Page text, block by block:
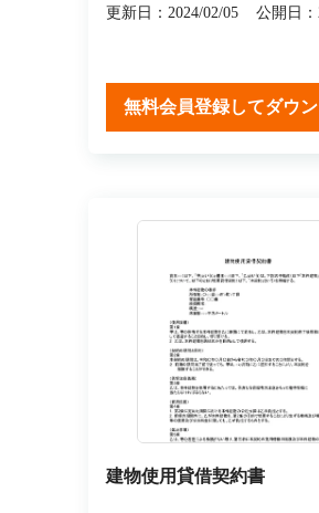
更新日：2024/02/05
公開日：
無料会員登録してダウ
建物使用貸借契約書